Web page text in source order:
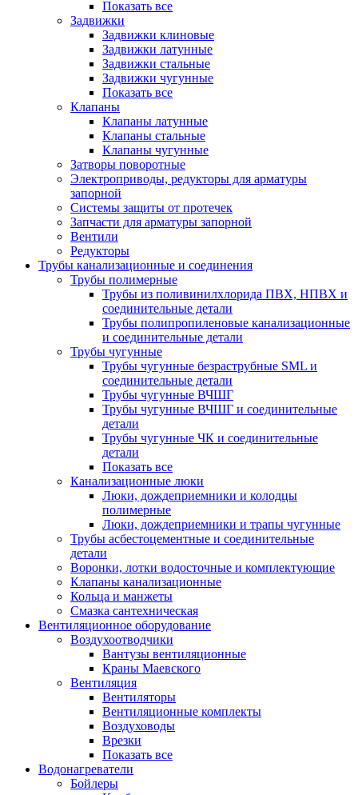
Показать все
Задвижки
Задвижки клиновые
Задвижки латунные
Задвижки стальные
Задвижки чугунные
Показать все
Клапаны
Клапаны латунные
Клапаны стальные
Клапаны чугунные
Затворы поворотные
Электроприводы, редукторы для арматуры
запорной
Системы защиты от протечек
Запчасти для арматуры запорной
Вентили
Редукторы
Трубы канализационные и соединения
Трубы полимерные
Трубы из поливинилхлорида ПВХ, НПВХ и
соединительные детали
Трубы полипропиленовые канализационные
и соединительные детали
Трубы чугунные
Трубы чугунные безраструбные SML и
соединительные детали
Трубы чугунные ВЧШГ
Трубы чугунные ВЧШГ и соединительные
детали
Трубы чугунные ЧК и соединительные
детали
Показать все
Канализационные люки
Люки, дождеприемники и колодцы
полимерные
Люки, дождеприемники и трапы чугунные
Трубы асбестоцементные и соединительные
детали
Воронки, лотки водосточные и комплектующие
Клапаны канализационные
Кольца и манжеты
Смазка сантехническая
Вентиляционное оборудование
Воздухоотводчики
Вантузы вентиляционные
Краны Маевского
Вентиляция
Вентиляторы
Вентиляционные комплекты
Воздуховоды
Врезки
Показать все
Водонагреватели
Бойлеры